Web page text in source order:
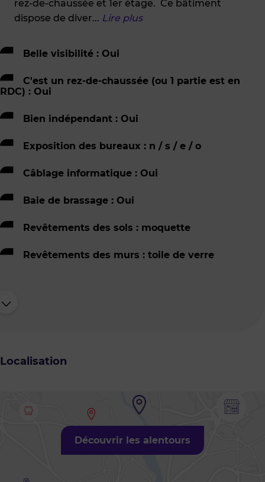
rez-de-chaussée et 1er étage. Ce bâtiment
dispose de diver... Lire plus
Belle visibilité : Oui
C'est un rez-de-chaussée (ou 1 partie est en
RDC) : Oui
Bien indépendant : Oui
Exposition des bureaux : n / s / e / o
Câblage informatique : Oui
Baie de brassage : Oui
Revêtements des sols : moquette
Revêtements des murs : toile de verre
Localisation
Découvrir les alentours